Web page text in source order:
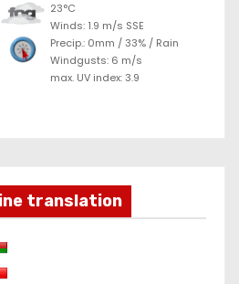
23°C
Winds: 1.9 m/s SSE
Precip.: 0mm /33% / Rain
Windgusts: 6 m/s
max. UV index: 3.9
translation